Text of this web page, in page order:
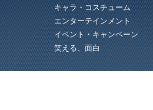
キャラ・コスチューム
エンターテインメント
イベント・キャンペーン
笑える、面白